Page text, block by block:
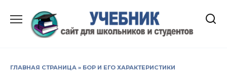
содержанию
ГЛАВНАЯ СТРАНИЦА » БОР И ЕГО ХАРАКТЕРИСТИКИ